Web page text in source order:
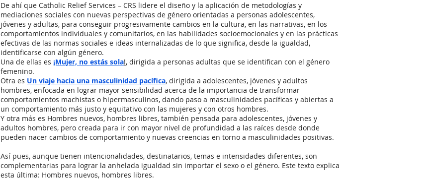
De ahí que Catholic Relief Services – CRS lidere el diseño y la aplicación de metodologías y
mediaciones sociales con nuevas perspectivas de género orientadas a personas adolescentes,
jóvenes y adultas, para conseguir progresivamente cambios en la cultura, en las narrativas, en los
comportamientos individuales y comunitarios, en las habilidades socioemocionales y en las prácticas
efectivas de las normas sociales e ideas internalizadas de lo que significa, desde la igualdad,
identificarse con algún género.
Una de ellas es ¡Mujer, no estás sola!, dirigida a personas adultas que se identifican con el género
femenino.
Otra es Un viaje hacia una masculinidad pacífica, dirigida a adolescentes, jóvenes y adultos
hombres, enfocada en lograr mayor sensibilidad acerca de la importancia de transformar
comportamientos machistas o hipermasculinos, dando paso a masculinidades pacíficas y abiertas a
un comportamiento más justo y equitativo con las mujeres y con otros hombres.
Y otra más es Hombres nuevos, hombres libres, también pensada para adolescentes, jóvenes y
adultos hombres, pero creada para ir con mayor nivel de profundidad a las raíces desde donde
pueden nacer cambios de comportamiento y nuevas creencias en torno a masculinidades positivas.
Así pues, aunque tienen intencionalidades, destinatarios, temas e intensidades diferentes, son
complementarias para lograr la anhelada igualdad sin importar el sexo o el género. Este texto explica
esta última: Hombres nuevos, hombres libres.